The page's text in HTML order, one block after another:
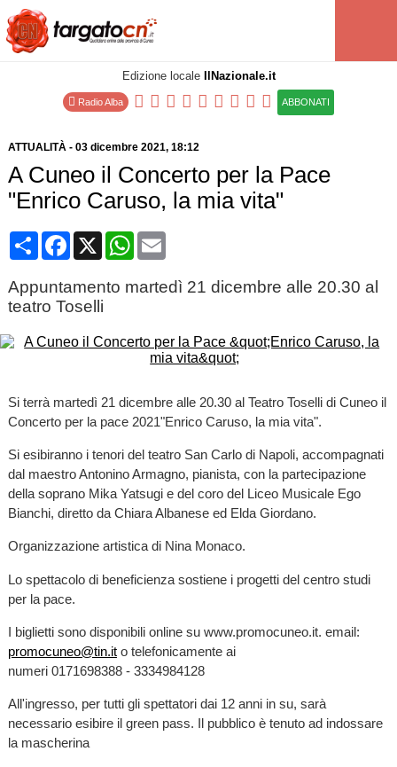
Edizione locale IlNazionale.it
Radio Alba ABBONATI
ATTUALITÀ- 03 dicembre 2021, 18:12
A Cuneo il Concerto per la Pace
"Enrico Caruso, la mia vita"
CondividiFacebook
X WhatsApp
Email
Appuntamento martedì 21 dicembre alle 20.30 al
teatro Toselli
Si terrà martedì 21 dicembre alle 20.30 al Teatro Toselli di Cuneo il
Concerto per la pace 2021"Enrico Caruso, la mia vita".
Si esibiranno i tenori del teatro San Carlo di Napoli, accompagnati
dal maestro Antonino Armagno, pianista, con la partecipazione
della soprano Mika Yatsugi e del coro del Liceo Musicale Ego
Bianchi, diretto da Chiara Albanese ed Elda Giordano.
Organizzazione artistica di Nina Monaco.
Lo spettacolo di beneficienza sostiene i progetti del centro studi
per la pace.
I biglietti sono disponibili online su www.promocuneo.it. email:
promocuneo@tin.ito telefonicamente ai
numeri 0171698388 - 3334984128
All'ingresso, per tutti gli spettatori dai 12 anni in su, sarà
necessario esibire il green pass. Il pubblico è tenuto ad indossare
la mascherina